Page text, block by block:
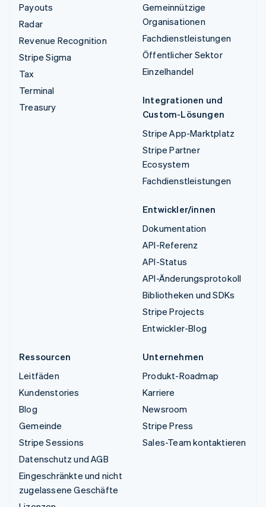
Payouts
Radar
Revenue Recognition
Stripe Sigma
Tax
Terminal
Treasury
Gemeinnützige
Organisationen
Fachdienstleistungen
Öffentlicher Sektor
Einzelhandel
Integrationen und
Custom-Lösungen
Stripe App-Marktplatz
Stripe Partner
Ecosystem
Fachdienstleistungen
Entwickler/innen
Dokumentation
API-Referenz
API-Status
API-Änderungsprotokoll
Bibliotheken und SDKs
Stripe Projects
Entwickler-Blog
Ressourcen
Leitfäden
Kundenstories
Blog
Gemeinde
Stripe Sessions
Datenschutz und AGB
Eingeschränkte und nicht
zugelassene Geschäfte
Unternehmen
Produkt-Roadmap
Karriere
Newsroom
Stripe Press
Sales-Team kontaktieren